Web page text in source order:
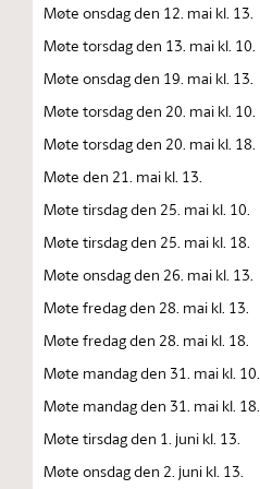
Møte onsdag den 12. mai kl. 13.
Møte torsdag den 13. mai kl. 10.
Møte onsdag den 19. mai kl. 13.
Møte torsdag den 20. mai kl. 10.
Møte torsdag den 20. mai kl. 18.
Møte den 21. mai kl. 13.
Møte tirsdag den 25. mai kl. 10.
Møte tirsdag den 25. mai kl. 18.
Møte onsdag den 26. mai kl. 13.
Møte fredag den 28. mai kl. 13.
Møte fredag den 28. mai kl. 18.
Møte mandag den 31. mai kl. 10.
Møte mandag den 31. mai kl. 18.
Møte tirsdag den 1. juni kl. 13.
Møte onsdag den 2. juni kl. 13.